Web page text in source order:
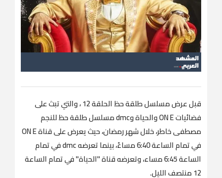
قبل عرض مسلسل طلقة حظ الحلقة 12 ، والتي تبث على
فضائيات ON E والحياة وdmc مسلسل طلقة حظ للنجم
مصطفى خاطر، خلال شهر رمضان، حيث يعرض على قناة ON E
في تمام الساعة 6:40 مساءً، بينما تعرضه dmc في تمام
الساعة 6:45 مساء، وتعرضه قناة "الحياة" في تمام الساعة
12 منتصف الليل.